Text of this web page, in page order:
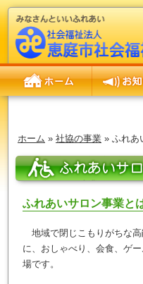
ホーム » 社協の事業 » ふれあ
ふれあいサロン事業
ふれあいサロン事業と
地域で閉じこもりがちな
に、おしゃべり、会食、ゲ
場です。